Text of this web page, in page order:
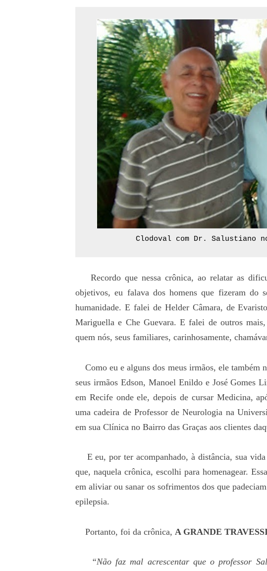
Clodoval com Dr. Salustiano
Recordo que nessa crônica, ao relatar as
objetivos, eu falava dos homens que fizeram do
humanidade. E falei de Helder Câmara, de
Mariguella e Che Guevara. E falei de outros
quem nós, seus familiares, carinhosamente,
Como eu e alguns dos meus irmãos, ele também
seus irmãos Edson, Manoel Enildo e José Gomes
em Recife onde ele, depois de cursar Medicina,
uma cadeira de Professor de Neurologia na
em sua Clínica no Bairro das Graças aos clientes
E eu, por ter acompanhado, à distância, sua
que, naquela crônica, escolhi para homenagear.
em aliviar ou sanar os sofrimentos dos que
epilepsia.
Portanto, foi da crônica, A GRANDE
“Não faz mal acrescentar que o professor